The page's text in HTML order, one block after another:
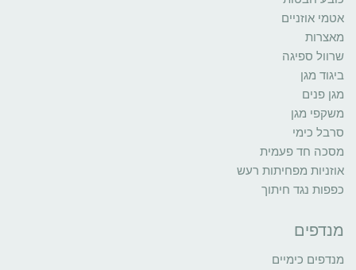
אטמי אוזניים
מאצרות
שרוול ספיגה
ביגוד מגן
מגן פנים
משקפי מגן
סרבל כימי
מסכה חד פעמית
אוזניות מפחיתות רעש
כפפות נגד חיתוך
מנדפים
מנדפים כימיים